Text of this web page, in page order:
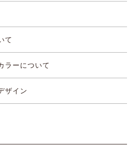
て
ラーについて
ザイン